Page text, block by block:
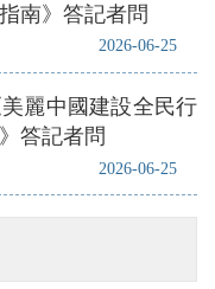
2026-06-25
南》答記者問
2026-06-25
麗中國建設全民行
答記者問